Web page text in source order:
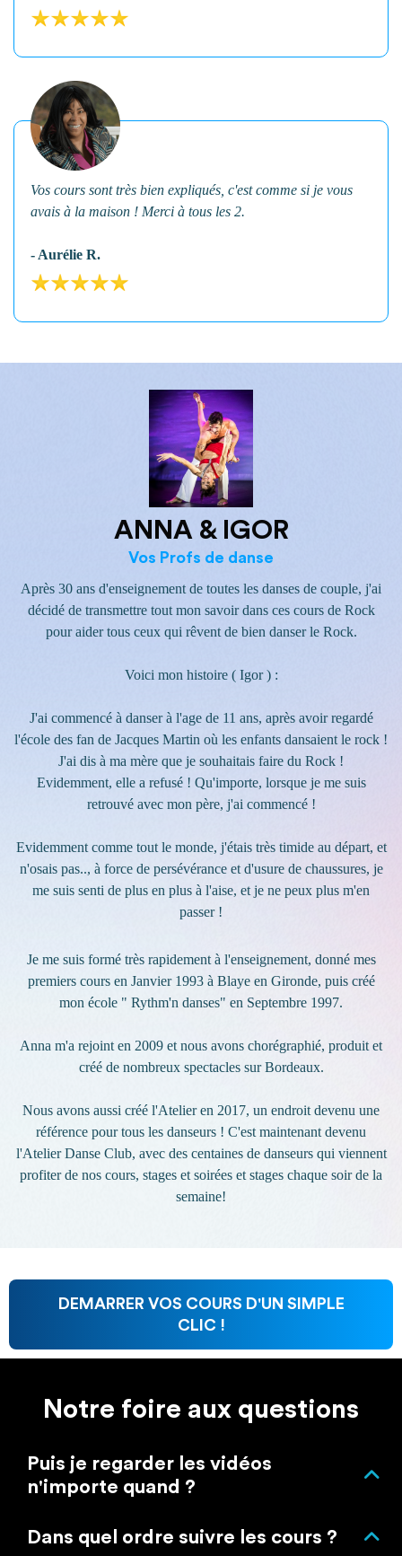
Vos cours sont très bien expliqués, c'est comme si je vous
avais à la maison ! Merci à tous les 2.
- Aurélie R.
ANNA & IGOR
Vos Profs de danse
Après 30 ans d'enseignement de toutes les danses de couple, j'ai
décidé de transmettre tout mon savoir dans ces cours de Rock
pour aider tous ceux qui rêvent de bien danser le Rock.
Voici mon histoire ( Igor ) :
J'ai commencé à danser à l'age de 11 ans, après avoir regardé
l'école des fan de Jacques Martin où les enfants dansaient le rock !
J'ai dis à ma mère que je souhaitais faire du Rock !
Evidemment, elle a refusé ! Qu'importe, lorsque je me suis
retrouvé avec mon père, j'ai commencé !
Evidemment comme tout le monde, j'étais très timide au départ, et
n'osais pas.., à force de persévérance et d'usure de chaussures, je
me suis senti de plus en plus à l'aise, et je ne peux plus m'en
passer !
Je me suis formé très rapidement à l'enseignement, donné mes
premiers cours en Janvier 1993 à Blaye en Gironde, puis créé
mon école " Rythm'n danses" en Septembre 1997.
Anna m'a rejoint en 2009 et nous avons chorégraphié, produit et
créé de nombreux spectacles sur Bordeaux.
Nous avons aussi créé l'Atelier en 2017, un endroit devenu une
référence pour tous les danseurs ! C'est maintenant devenu
l'Atelier Danse Club, avec des centaines de danseurs qui viennent
profiter de nos cours, stages et soirées et stages chaque soir de la
semaine!
DEMARRER VOS COURS D'UN SIMPLE
CLIC !
Notre foire aux questions
Puis je regarder les vidéos
n'importe quand ?
vous voulez depuis un ordinateur, une tablette ou un
Dans quel ordre suivre les cours ?